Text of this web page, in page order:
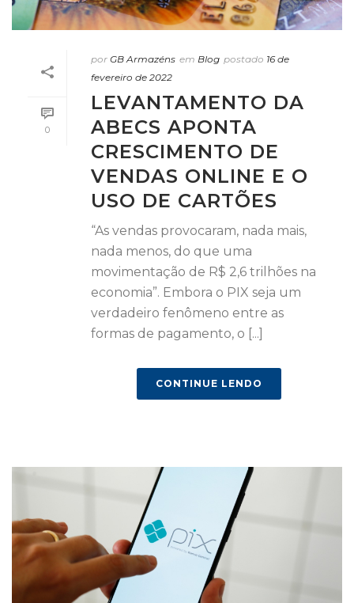
0
por GB Armazéns em Blog postado 16 de
fevereiro de 2022
LEVANTAMENTO DA
ABECS APONTA
CRESCIMENTO DE
VENDAS ONLINE E O
USO DE CARTÕES
“As vendas provocaram, nada mais,
nada menos, do que uma
movimentação de R$ 2,6 trilhões na
economia”. Embora o PIX seja um
verdadeiro fenômeno entre as
formas de pagamento, o [...]
CONTINUE LENDO